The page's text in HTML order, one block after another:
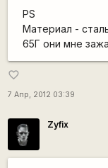
PS
Материал -
65Г они мне
favorite_border
7 Апр, 2012 03:39
Zyfix